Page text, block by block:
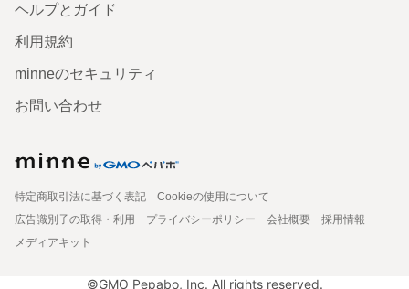
ヘルプとガイド
利用規約
minneのセキュリティ
お問い合わせ
特定商取引法に基づく表記
Cookieの使用について
広告識別子の取得・利用
プライバシーポリシー 会社概要
採用情報
メディアキット
©GMO Pepabo, Inc. All rights reserved.